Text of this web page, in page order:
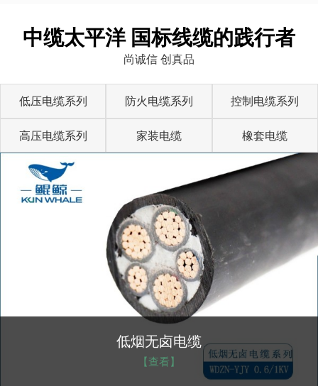
中缆太平洋 国标线缆的践行者
尚诚信 创真品
低压电缆系列 防火电缆系列 控制电缆系列
高压电缆系列 家装电缆 橡套电缆
低烟无卤电缆
【查看】